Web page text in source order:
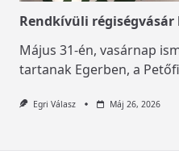
Rendkívüli régiségvásár
Május 31-én, vasárnap
tartanak Egerben, a Petőfi
Egri Válasz Máj 26, 2026